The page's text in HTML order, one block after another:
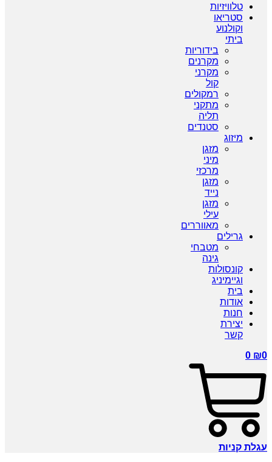
טלוויזיות
סטריאו
וקולנוע
ביתי
בידוריות
מקרנים
מקרני
קול
רמקולים
מתקני
תליה
סטנדים
מיזוג
מזגן
מיני
מרכזי
מזגן
נייד
מזגן
עילי
מאווררים
גרילים
מטבחי
גינה
קונסולות
וגיימיניג
בית
אודות
חנות
יצירת
קשר
₪0
0
עגלת קניות